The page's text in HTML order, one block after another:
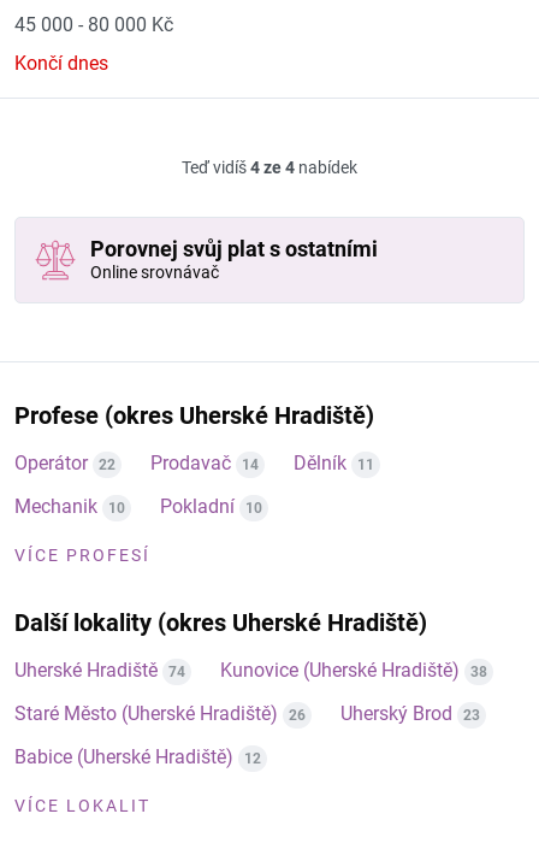
45 000 - 80 000 Kč
Končí dnes
Teď vidíš4 ze 4 nabídek
Porovnej svůj plat s ostatními
Online srovnávač
Profese (okres Uherské Hradiště)
Operátor 22 Prodavač 14 Dělník 11
Mechanik 10 Pokladní 10
VÍCE PROFESÍ
Další lokality (okres Uherské Hradiště)
Uherské Hradiště 74 Kunovice (Uherské Hradiště) 38
Staré Město (Uherské Hradiště) 26 Uherský Brod 23
Babice (Uherské Hradiště) 12
VÍCE LOKALIT